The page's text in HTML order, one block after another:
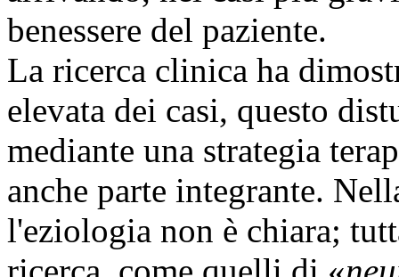
benessere del paziente.
La ricerca clinica ha
elevata dei casi, questo
mediante una strategia
anche parte integrante.
l'eziologia non è chiara;